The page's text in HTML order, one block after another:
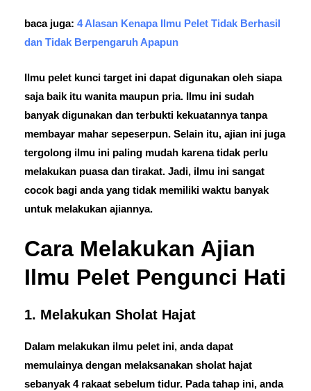
baca juga: 4 Alasan Kenapa Ilmu Pelet Tidak Berhasil
dan Tidak Berpengaruh Apapun
Ilmu pelet kunci target ini dapat digunakan oleh siapa
saja baik itu wanita maupun pria. Ilmu ini sudah
banyak digunakan dan terbukti kekuatannya tanpa
membayar mahar sepeserpun. Selain itu, ajian ini juga
tergolong ilmu ini paling mudah karena tidak perlu
melakukan puasa dan tirakat. Jadi, ilmu ini sangat
cocok bagi anda yang tidak memiliki waktu banyak
untuk melakukan ajiannya.
Cara Melakukan Ajian
Ilmu Pelet Pengunci Hati
1. Melakukan Sholat Hajat
Dalam melakukan ilmu pelet ini, anda dapat
memulainya dengan melaksanakan sholat hajat
sebanyak 4 rakaat sebelum tidur. Pada tahap ini, anda